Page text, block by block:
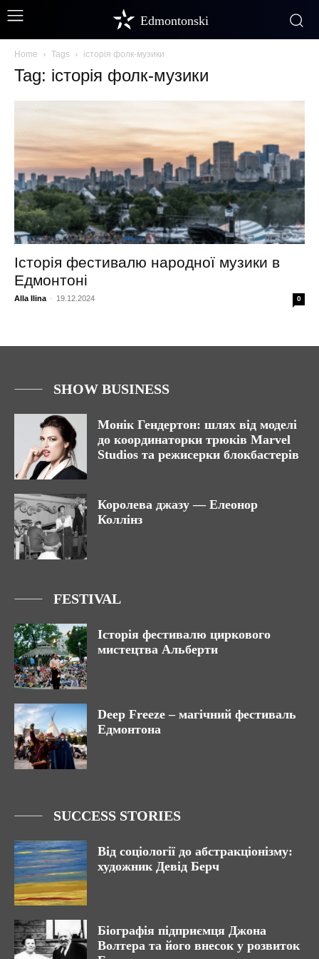
Edmontonski
Home Tags історія фолк-музики
Tag: історія фолк-музики
Історія фестивалю народної музики в
Едмонтоні
Alla Ilina - 19.12.2024 0
SHOW BUSINESS
Монік Гендертон: шлях від моделі
до координаторки трюків Marvel
Studios та режисерки блокбастерів
Королева джазу — Елеонор
Коллінз
FESTIVAL
Історія фестивалю циркового
мистецтва Альберти
Deep Freeze – магічний фестиваль
Едмонтона
SUCCESS STORIES
Від соціології до абстракціонізму:
художник Девід Берч
Біографія підприємця Джона
Волтера та його внесок у розвиток